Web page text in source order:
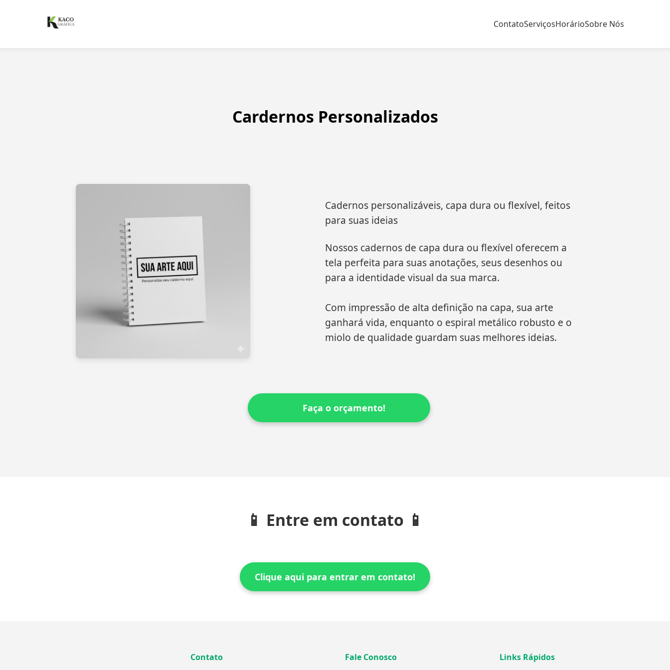
ContatoServiçosHorárioSobre Nós
Cardernos Personalizados
Cadernos personalizáveis, capa dura ou flexível, feitos
para suas ideias
Nossos cadernos de capa dura ou flexível oferecem a
tela perfeita para suas anotações, seus desenhos ou
para a identidade visual da sua marca.
Com impressão de alta definição na capa, sua arte
ganhará vida, enquanto o espiral metálico robusto e o
miolo de qualidade guardam suas melhores ideias.
Faça o orçamento!
📱 Entre em contato 📱
Clique aqui para entrar em contato!
Contato Fale Conosco Links Rápidos